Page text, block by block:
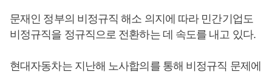
문재인 정부의 비정규직 해소 의지에 따라 민간기업도
비정규직을 정규직으로 전환하는 데 속도를 내고 있다.
현대자동차는 지난해 노사합의를 통해 비정규직 문제에